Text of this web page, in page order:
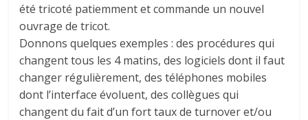
été tricoté patiemment et commande un nouvel
ouvrage de tricot.
Donnons quelques exemples : des procédures qui
changent tous les 4 matins, des logiciels dont il faut
changer régulièrement, des téléphones mobiles
dont l’interface évoluent, des collègues qui
changent du fait d’un fort taux de turnover et/ou